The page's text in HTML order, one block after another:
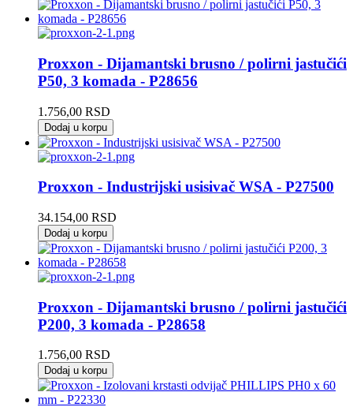
Proxxon - Dijamantski brusno / polirni jastučići
P50, 3 komada - P28656
1.756,00 RSD
Dodaj u korpu
Proxxon - Industrijski usisivač WSA - P27500
34.154,00 RSD
Dodaj u korpu
Proxxon - Dijamantski brusno / polirni jastučići
P200, 3 komada - P28658
1.756,00 RSD
Dodaj u korpu